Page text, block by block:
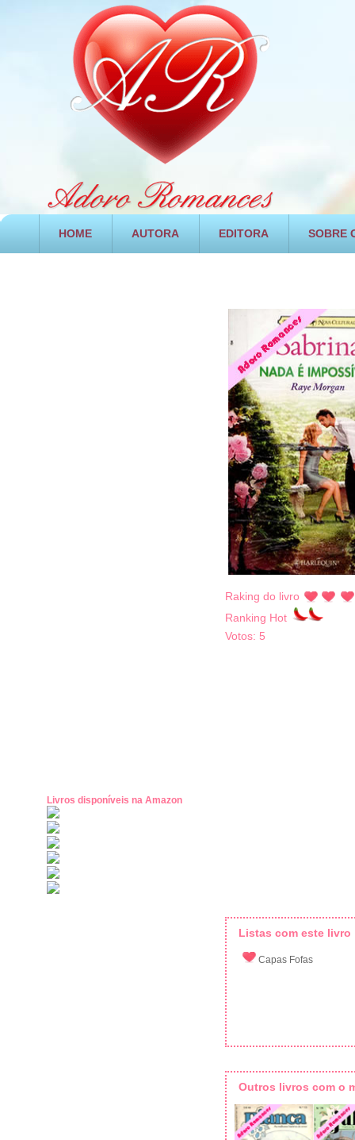
HOME AUTORA EDITORA SOBRE
Livros disponíveis na Amazon
Raking do livro
Ranking Hot
Votos: 5
Listas com este livro
Capas Fofas
Outros livros com o